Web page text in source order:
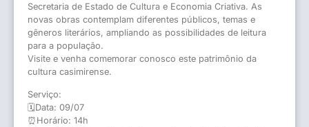
Secretaria de Estado de Cultura e Economia Criativa. As
novas obras contemplam diferentes públicos, temas e
gêneros literários, ampliando as possibilidades de leitura
para a população.
Visite e venha comemorar conosco este patrimônio da
cultura casimirense.
Serviço:
🗓️Data: 09/07
⏰Horário: 14h